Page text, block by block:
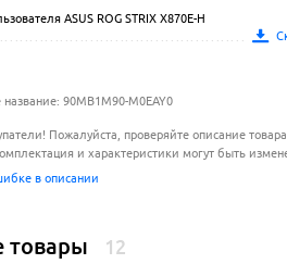
ASUS ROG STRIX X870E-H
90MB1M90-M0EAY0
Пожалуйста, проверяйте описание
и характеристики могут быть
в описании
товары 12